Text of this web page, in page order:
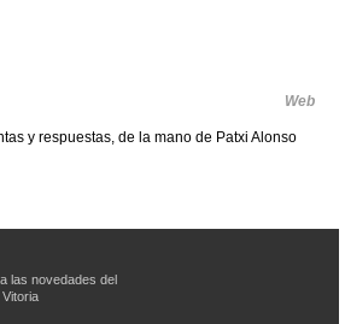
y respuestas, de la mano de Patxi Alonso
Web
las novedades del